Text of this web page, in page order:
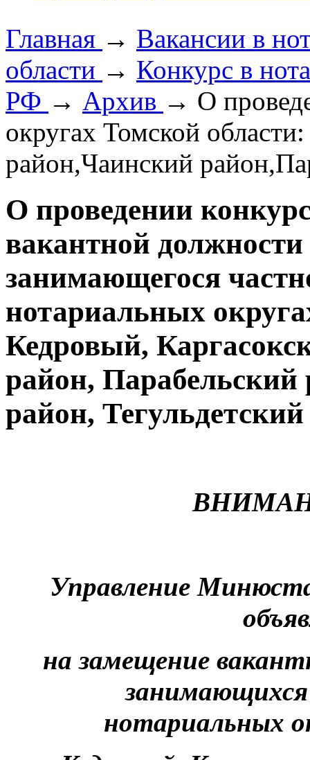
Главная → Вакансии в
области → Конкурс в
РФ → Архив → О
округах Томской
район,Чаинский
О проведении
вакантной должности
занимающегося
нотариальных
Кедровый,
район,
район,
Управление
на замещение
нотариальных